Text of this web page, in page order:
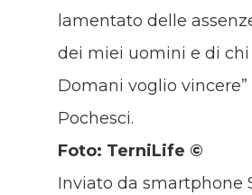
lamentato delle
dei miei uomini e di chi
Domani voglio
Pochesci.
Foto: TerniLife ©
Inviato da smartphone